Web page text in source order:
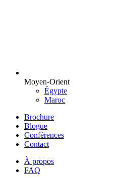
Moyen-Orient
Égypte
Maroc
Brochure
Blogue
Conférences
Contact
À propos
FAQ